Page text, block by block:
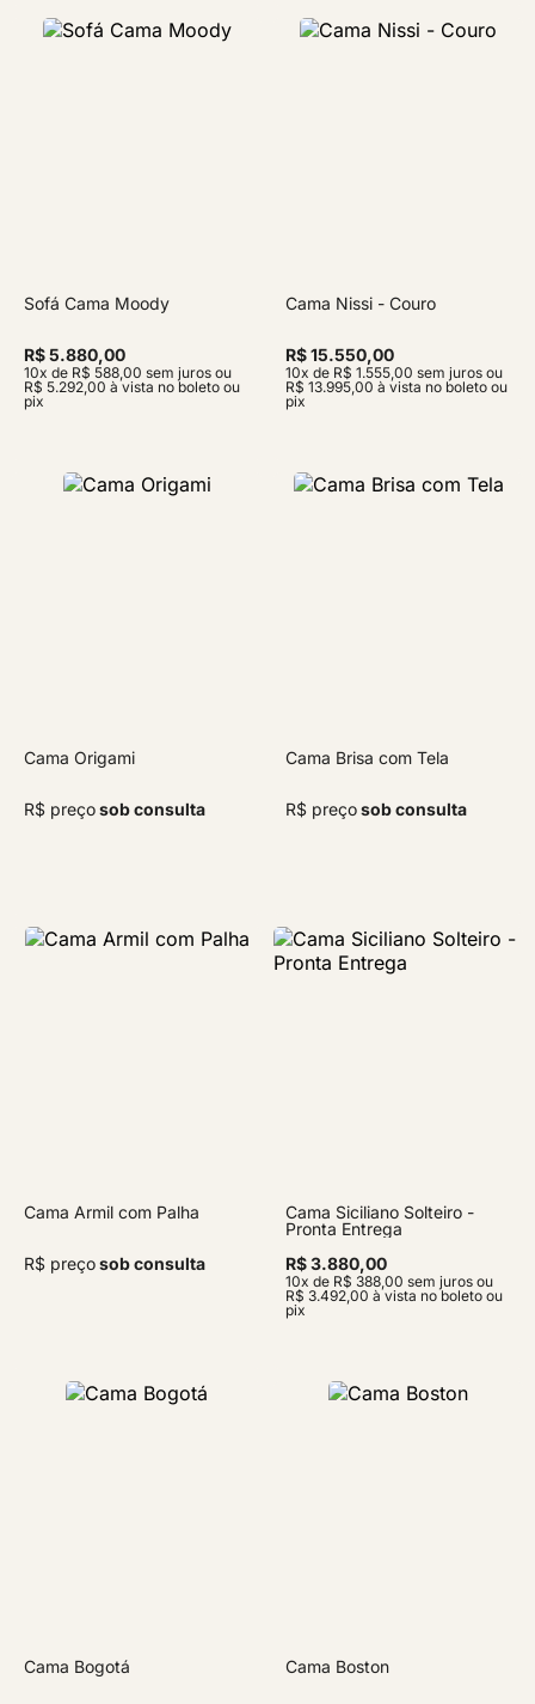
Sofá Cama Moody
R$ 5.880,00
10x de R$ 588,00 sem juros ou
R$ 5.292,00 à vista no boleto ou
pix
Cama Nissi - Couro
R$ 15.550,00
10x de R$ 1.555,00 sem juros ou
R$ 13.995,00 à vista no boleto ou
pix
Cama Origami
R$ preçosob consulta
Cama Brisa com Tela
R$ preçosob consulta
Cama Armil com Palha
R$ preçosob consulta
Cama Siciliano Solteiro -
Pronta Entrega
R$ 3.880,00
10x de R$ 388,00 sem juros ou
R$ 3.492,00 à vista no boleto ou
pix
Cama Bogotá Cama Boston